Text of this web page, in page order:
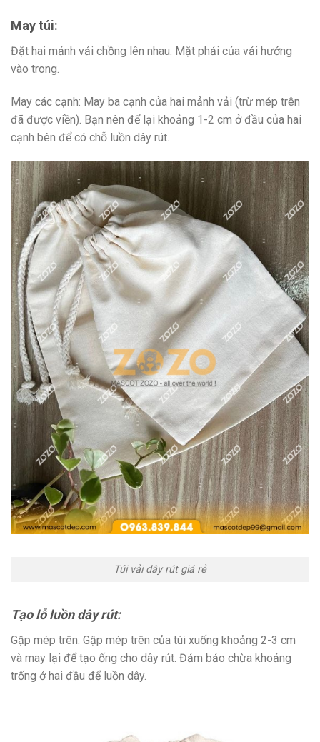
May túi:
Đặt hai mảnh vải chồng lên nhau: Mặt phải của vải hướng
vào trong.
May các cạnh: May ba cạnh của hai mảnh vải (trừ mép trên
đã được viền). Bạn nên để lại khoảng 1-2 cm ở đầu của hai
cạnh bên để có chỗ luồn dây rút.
Túi vải dây rút giá rẻ
Tạo lỗ luồn dây rút:
Gập mép trên: Gập mép trên của túi xuống khoảng 2-3 cm
và may lại để tạo ống cho dây rút. Đảm bảo chừa khoảng
trống ở hai đầu để luồn dây.